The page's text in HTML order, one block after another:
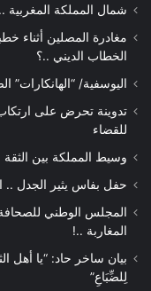
شمال المملكة
مغادرة المصلين أثناء
الخطاب الديني ..؟
اليوسفية/ “الهانكارات”
تدوينة تحرض على
للقضاء
وسيط المملكة بين الثقة
حفل بفاس يثير الجدل ..
المجلس الوطني للصحافة
المغاربة ..!
بيان ساخر حاد: “يا أهل
لِلضِّبَاعِ”